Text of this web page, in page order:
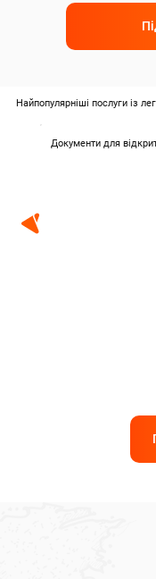
Найпопулярніші послуги із
Документи для